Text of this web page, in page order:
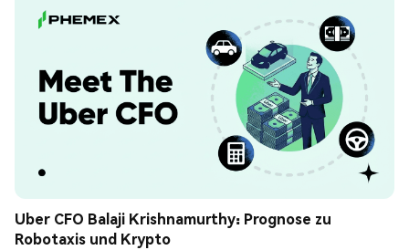
Uber CFO Balaji Krishnamurthy: Prognose zu
Robotaxis und Krypto